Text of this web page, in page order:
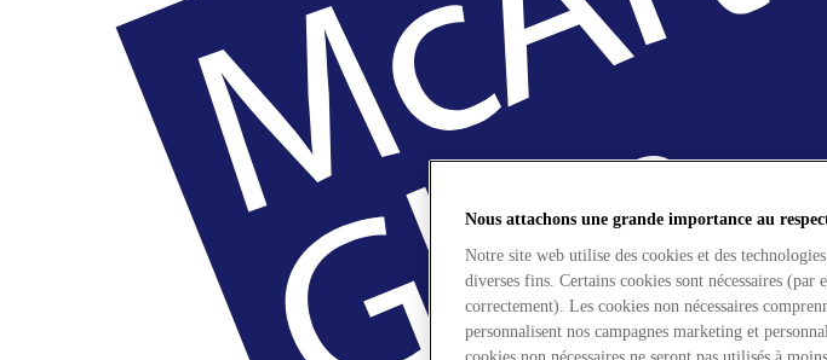
Nous attachons une grande importance au
Notre site web utilise des cookies et des
diverses fins. Certains cookies sont nécessaires
correctement). Les cookies non nécessaires
personnalisent nos campagnes marketing et